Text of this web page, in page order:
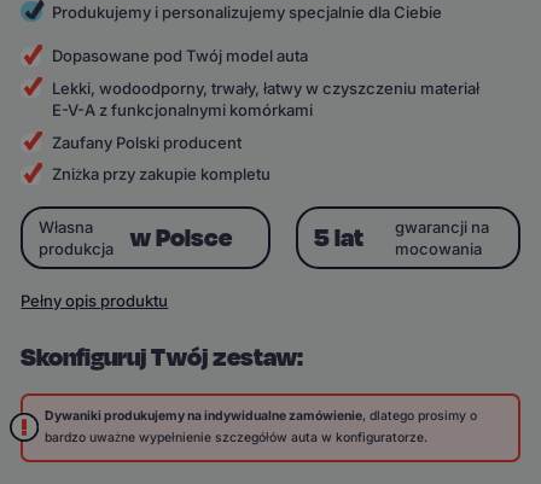
Produkujemy i personalizujemy specjalnie dla Ciebie
Dopasowane pod Twój model auta
Lekki, wodoodporny, trwały, łatwy w czyszczeniu materiał
E-V-A z funkcjonalnymi komórkami
Zaufany Polski producent
Zniżka przy zakupie kompletu
Skonfiguruj Twój zestaw:
Dywaniki produkujemy na indywidualne zamówienie, dlatego prosimy o
bardzo uważne wypełnienie szczegółów auta w konfiguratorze.
Własna
produkcja
w Polsce 5 lat
gwarancji na
mocowania
Pełny opis produktu